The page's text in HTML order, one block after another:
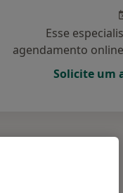
Esse
agendamento
Solicite um